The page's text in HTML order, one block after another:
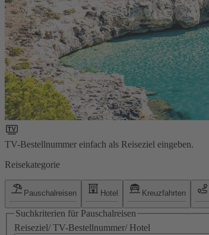
TV-Bestellnummer einfach als Reiseziel eingeben.
Reisekategorie
Pauschalreisen Hotel Kreuzfahrten
Suchkriterien für Pauschalreisen
Reiseziel/ TV-Bestellnummer/ Hotel